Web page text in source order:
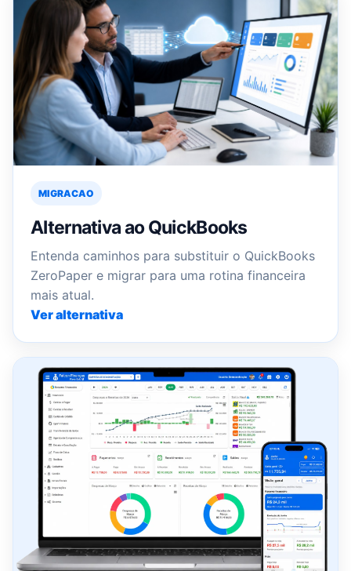
MIGRACAO
Alternativa ao QuickBooks
Entenda caminhos para substituir o QuickBooks
ZeroPaper e migrar para uma rotina financeira
mais atual.
Ver alternativa